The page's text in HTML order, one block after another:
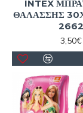
INTEX
ΘΑΛΑΣΣΗΣ
2662
3,50€